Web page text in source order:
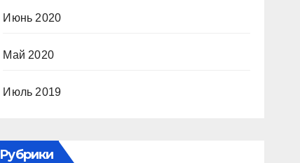
Июнь 2020
Май 2020
Июль 2019
Рубрики